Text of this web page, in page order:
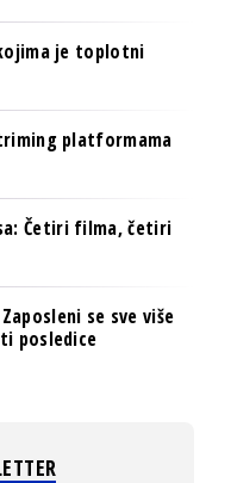
je toplotni
platformama
Četiri filma, četiri
se sve više
posledice